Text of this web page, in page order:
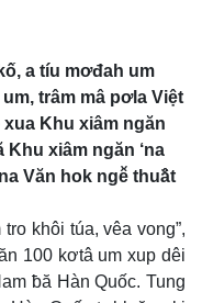
a tíu mơđah um
trâm mâ pơla Việt
xua Khu xiâm ngăn
Khu xiâm ngăn ‘na
Văn hok ngê̆ thuâ̆t
khôi túa, vêa vong”,
100 kơtâ um xup dêi
ƀă Hàn Quốc. Tung